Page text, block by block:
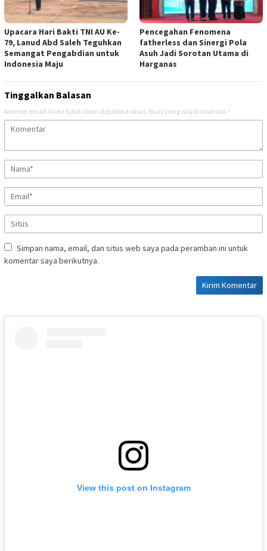
Upacara Hari Bakti TNI AU Ke-
79, Lanud Abd Saleh Teguhkan
Semangat Pengabdian untuk
Indonesia Maju
Pencegahan Fenomena
fatherless dan Sinergi Pola
Asuh Jadi Sorotan Utama di
Harganas
Tinggalkan Balasan
Alamat email Anda tidak akan dipublikasikan. Ruas yang wajib ditandai *
Simpan nama, email, dan situs web saya pada peramban ini untuk
komentar saya berikutnya.
View this post on Instagram